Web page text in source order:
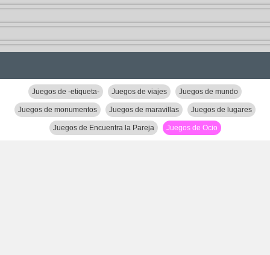
Juegos de -etiqueta- Juegos de viajes Juegos de mundo
Juegos de monumentos Juegos de maravillas Juegos de lugares
Juegos de Encuentra la Pareja Juegos de Ocio